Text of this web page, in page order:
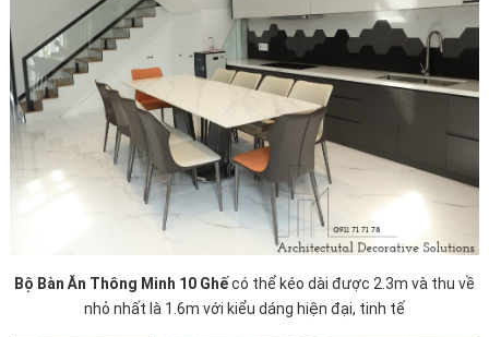
Bộ Bàn Ăn Thông Minh 10 Ghếcó thể kéo dài được 2.3m và thu về
nhỏ nhất là 1.6m với kiểu dáng hiện đại, tinh tế